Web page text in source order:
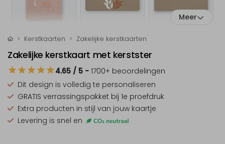
Meer
Kerstkaarten Zakelijke kerstkaarten
Zakelijke kerstkaart met kerstster
4.65 / 5 - 1700+ beoordelingen
Dit design is volledig te personaliseren
GRATIS verrassingspakket bij 1e proefdruk
Extra producten in stijl van jouw kaartje
Levering is snel en